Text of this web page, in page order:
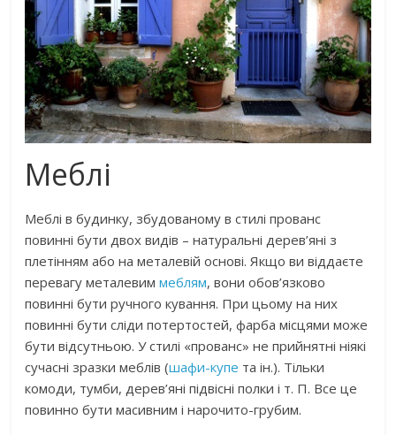
Меблі
Меблі в будинку, збудованому в стилі прованс
повинні бути двох видів – натуральні дерев’яні з
плетінням або на металевій основі. Якщо ви віддаєте
перевагу металевиммеблям, вони обов’язково
повинні бути ручного кування. При цьому на них
повинні бути сліди потертостей, фарба місцями може
бути відсутньою. У стилі «прованс» не прийнятні ніякі
сучасні зразки меблів (шафи-купе та ін.). Тільки
комоди, тумби, дерев’яні підвісні полки і т. П. Все це
повинно бути масивним і нарочито-грубим.